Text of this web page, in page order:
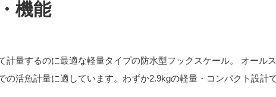
機能
計量するのに最適な軽量タイプの防水型フックスケール。 オール
の活魚計量に適しています。わずか2.9kgの軽量・コンパクト設計